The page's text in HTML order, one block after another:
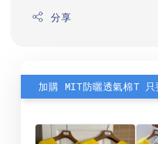
分享